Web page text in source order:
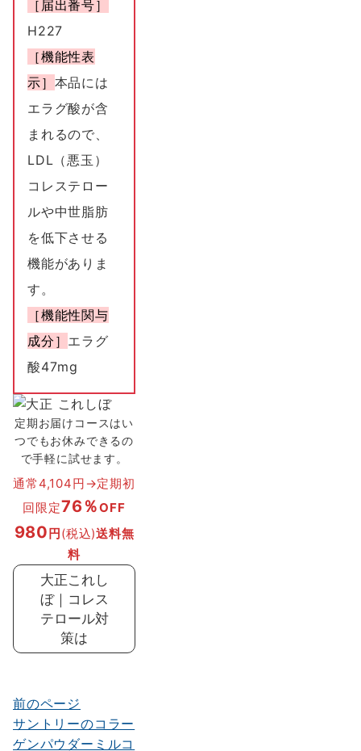
［届出番号］
H227
［機能性表
示］ 本品には
エラグ酸が含
まれるので、
LDL（悪玉）
コレステロー
ルや中世脂肪
を低下させる
機能がありま
す。
［機能性関与
成分］ エラグ
酸47mg
定期お届けコースはい
つでもお休みできるの
で手軽に試せます。
通常4,104円→定期初
回限定76％OFF
980円(税込)送料無
料
大正これし
ぼ｜コレス
テロール対
策は
投
稿
前のページ
サントリーのコラー
ゲンパウダーミルコ